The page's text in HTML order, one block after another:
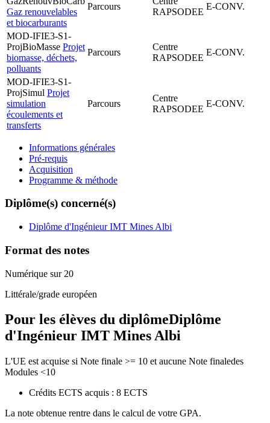
Gaz renouvelables
et biocarburants
Parcours
RAPSODEE
E-CONV.
MOD-IFIE3-S1-
ProjBioMasse Projet
biomasse, déchets,
polluants
Parcours
Centre
RAPSODEE
E-CONV.
MOD-IFIE3-S1-
ProjSimul Projet
simulation
écoulements et
transferts
Parcours
Centre
RAPSODEE
E-CONV.
Informations générales
Pré-requis
Acquisition
Programme & méthode
Diplôme(s) concerné(s)
Diplôme d'Ingénieur IMT Mines Albi
Format des notes
Numérique sur 20
Littérale/grade européen
Pour les élèves du diplômeDiplôme
d'Ingénieur IMT Mines Albi
L'UE est acquise si Note finale >= 10 et aucune Note finaledes
Modules <10
Crédits ECTS acquis : 8 ECTS
La note obtenue rentre dans le calcul de votre GPA.